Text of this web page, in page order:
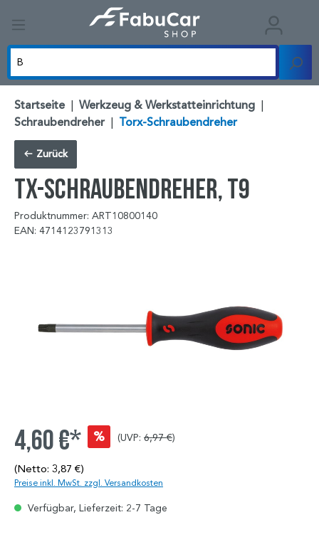
Startseite | Werkzeug & Werkstatteinrichtung |
Schraubendreher | Torx-Schraubendreher
Zurück
TX-Schraubendreher, T9
Produktnummer: ART10800140
EAN: 4714123791313
4,60 €* % (UVP: 6,97 €)
(Netto: 3,87 €)
Preise inkl. MwSt. zzgl. Versandkosten
Verfügbar, Lieferzeit: 2-7 Tage